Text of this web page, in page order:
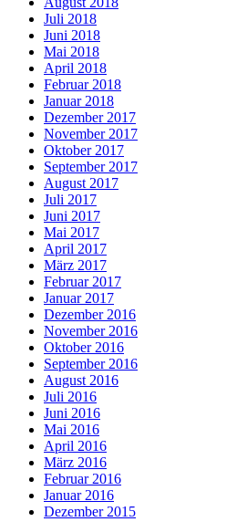
Juli 2018
Juni 2018
Mai 2018
April 2018
Februar 2018
Januar 2018
Dezember 2017
November 2017
Oktober 2017
September 2017
August 2017
Juli 2017
Juni 2017
Mai 2017
April 2017
März 2017
Februar 2017
Januar 2017
Dezember 2016
November 2016
Oktober 2016
September 2016
August 2016
Juli 2016
Juni 2016
Mai 2016
April 2016
März 2016
Februar 2016
Januar 2016
Dezember 2015